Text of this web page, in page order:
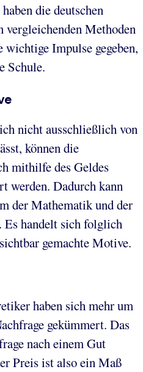
die deutschen
Methoden
Impulse gegeben,
Schule.
nicht ausschließlich von
können die
mithilfe des Geldes
werden. Dadurch kann
der Mathematik und der
Es handelt sich folglich
gemachte Motive.
haben sich mehr um
gekümmert. Das
nach einem Gut
Preis ist also ein Maß